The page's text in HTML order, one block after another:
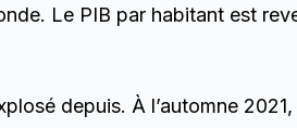
Le PIB par habitant est
depuis. À l’automne 2021,